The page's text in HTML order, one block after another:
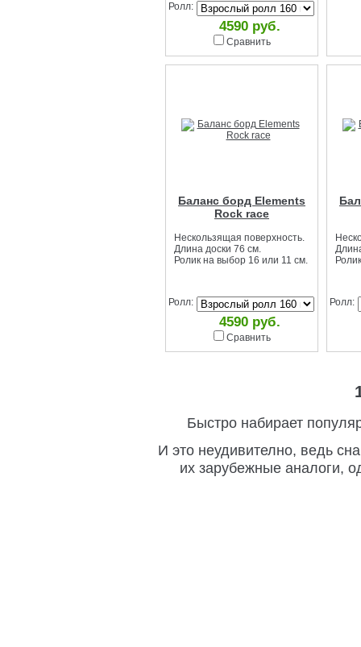
Ролл:
4590 руб.
Сравнить
Баланс борд Elements
Rock race
Нескользящая поверхность.
Длина доски 76 см.
Ролик на выбор 16 или 11 см.
Ролл:
4590 руб.
Сравнить
Ролл:
Быстро набирает
И это неудивително, ведь
их зарубежные аналоги,